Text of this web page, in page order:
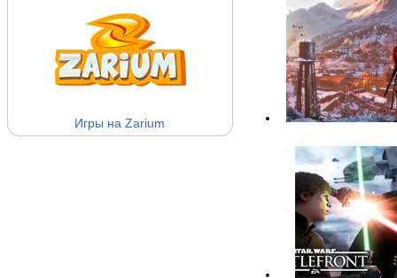
Игры на Zarium